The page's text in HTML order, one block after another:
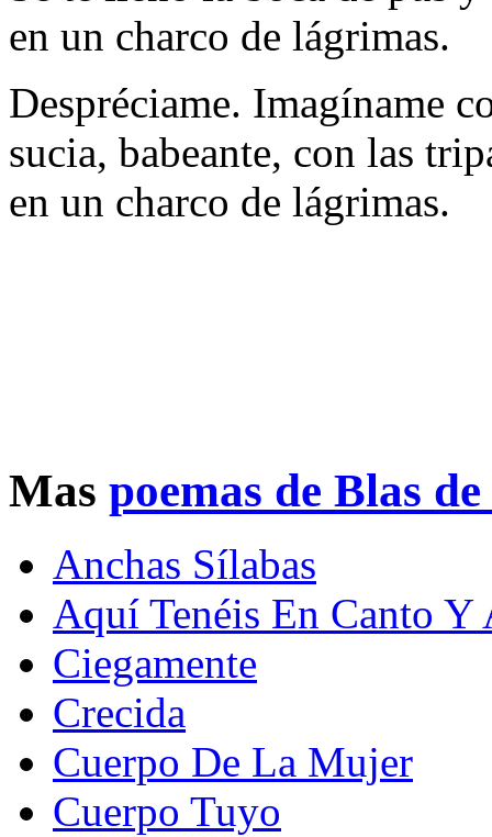
en un charco de lágrimas.
Despréciame. Imagíname
sucia, babeante, con las
en un charco de lágrimas.
Mas poemas de Blas
Anchas Sílabas
Aquí Tenéis En Canto Y
Ciegamente
Crecida
Cuerpo De La Mujer
Cuerpo Tuyo